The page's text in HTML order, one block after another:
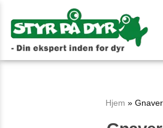
Hjem » Gnaver